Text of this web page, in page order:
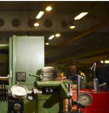
из старейших в
территории почти 22
и по своей
в России после
на-Дону,